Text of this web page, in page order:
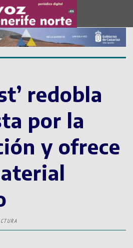
redobla
por la
y ofrece